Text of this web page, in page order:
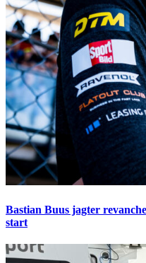
Bastian Buus jagter
start